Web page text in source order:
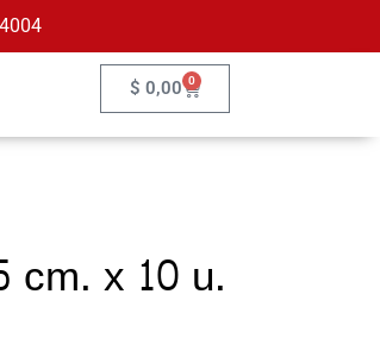
$ 0,00 0
cm. x 10 u.